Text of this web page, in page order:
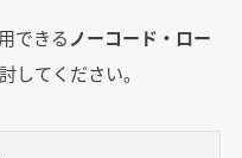
できるノーコード・ロー
してください。